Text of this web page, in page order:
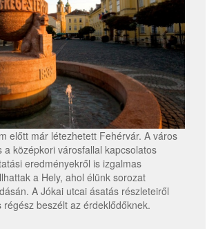
előtt már létezhetett Fehérvár. A város
a középkori városfallal kapcsolatos
eredményekről is izgalmas
a Hely, ahol élünk sorozat
A Jókai utcai ásatás részleteiről
régész beszélt az érdeklődőknek.